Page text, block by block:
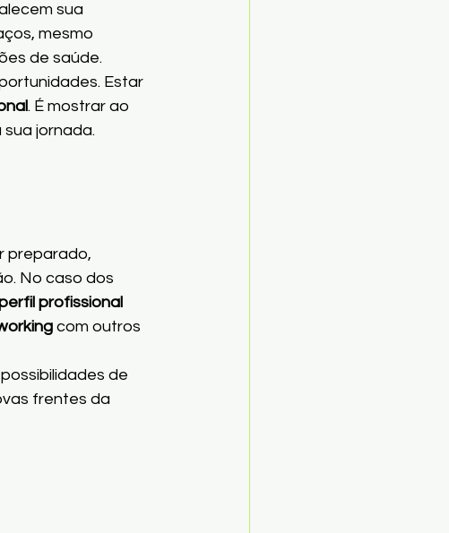
sua
mesmo
de saúde.
Estar
. É mostrar ao
jornada.
preparado,
No caso dos
profissional
com outros
de
frentes da